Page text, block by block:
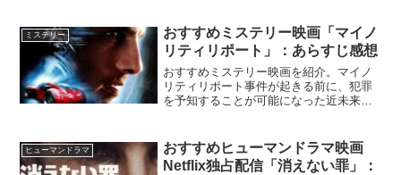
ミステリー
おすすめミステリー映画「マイノ
リティリポート」：あらすじ感想
おすすめミステリー映画を紹介。マイノ
リティリポート事件が起きる前に、犯罪
を予知することが可能になった近未来。
劇を繰り広げる。近未来の世界。未来を
予言する予言者の能力で、...
ヒューマンドラマ
おすすめヒューマンドラマ映画
Netflix独占配信「消えない罪」：